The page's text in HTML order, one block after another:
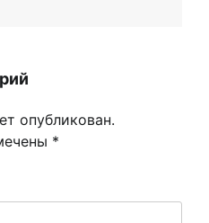
опубликован.
*